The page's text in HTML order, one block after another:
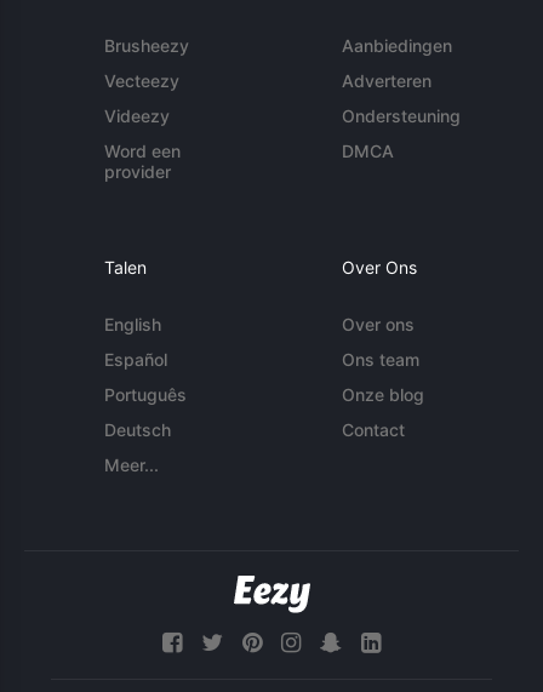
Brusheezy
Vecteezy
Videezy
Word een
provider
Aanbiedingen
Adverteren
Ondersteuning
DMCA
Talen
English
Español
Português
Deutsch
Meer...
Over Ons
Over ons
Ons team
Onze blog
Contact